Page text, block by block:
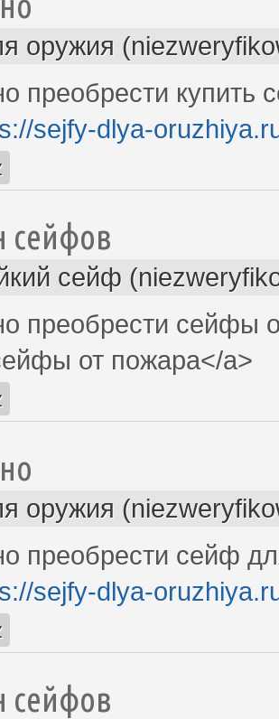
оружия
преобрести купить
sejfy-dlya-
сейфов
сейф
преобрести сейфы
от пожара</a>
оружия
преобрести сейф
sejfy-dlya-
сейфов